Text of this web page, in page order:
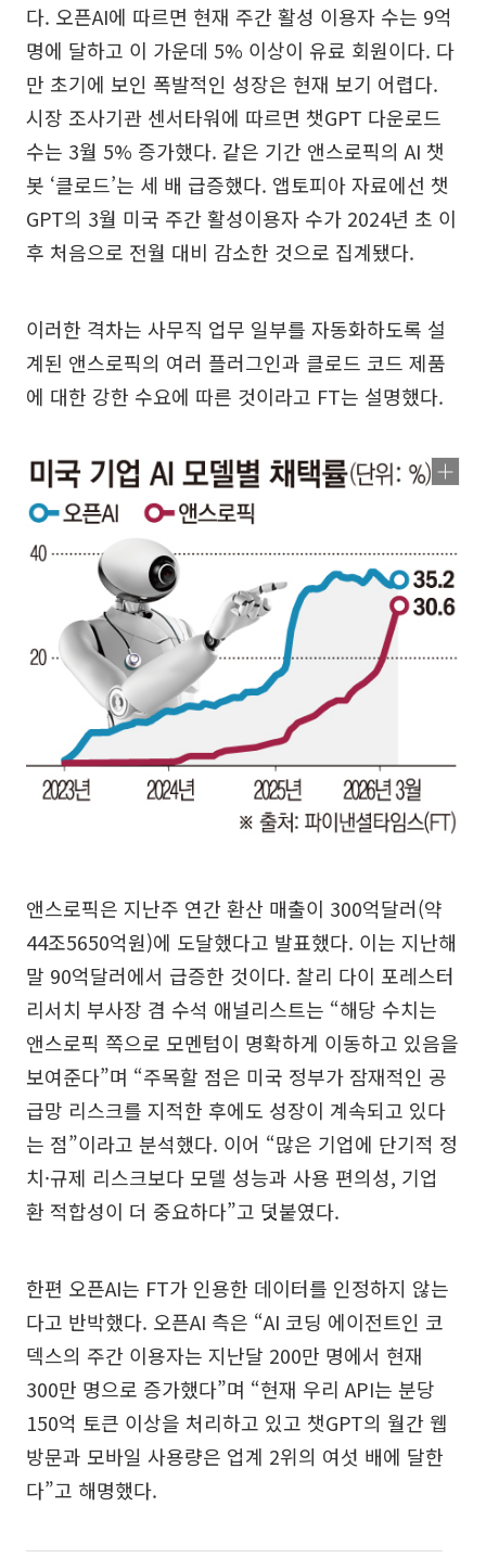
다. 오픈AI에 따르면 현재 주간 활성 이용자 수는 9억
명에 달하고 이 가운데 5% 이상이 유료 회원이다. 다
만 초기에 보인 폭발적인 성장은 현재 보기 어렵다.
시장 조사기관 센서타워에 따르면 챗GPT 다운로드
수는 3월 5% 증가했다. 같은 기간 앤스로픽의 AI 챗
봇 ‘클로드’는 세 배 급증했다. 앱토피아 자료에선 챗
GPT의 3월 미국 주간 활성이용자 수가 2024년 초 이
후 처음으로 전월 대비 감소한 것으로 집계됐다.
이러한 격차는 사무직 업무 일부를 자동화하도록 설
계된 앤스로픽의 여러 플러그인과 클로드 코드 제품
에 대한 강한 수요에 따른 것이라고 FT는 설명했다.
앤스로픽은 지난주 연간 환산 매출이 300억달러(약
44조5650억원)에 도달했다고 발표했다. 이는 지난해
말 90억달러에서 급증한 것이다. 찰리 다이 포레스터
리서치 부사장 겸 수석 애널리스트는 “해당 수치는
앤스로픽 쪽으로 모멘텀이 명확하게 이동하고 있음을
보여준다”며 “주목할 점은 미국 정부가 잠재적인 공
급망 리스크를 지적한 후에도 성장이 계속되고 있다
는 점”이라고 분석했다. 이어 “많은 기업에 단기적 정
치·규제 리스크보다 모델 성능과 사용 편의성, 기업
환 적합성이 더 중요하다”고 덧붙였다.
한편 오픈AI는 FT가 인용한 데이터를 인정하지 않는
다고 반박했다. 오픈AI 측은 “AI 코딩 에이전트인 코
덱스의 주간 이용자는 지난달 200만 명에서 현재
300만 명으로 증가했다”며 “현재 우리 API는 분당
150억 토큰 이상을 처리하고 있고 챗GPT의 월간 웹
방문과 모바일 사용량은 업계 2위의 여섯 배에 달한
다”고 해명했다.